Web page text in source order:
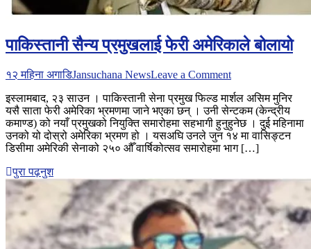
पाकिस्तानी सैन्य प्रमुखलाई फेरी अमेरिकाले बोलायो
१२ महिना अगाडिJansuchana NewsLeave a Commenton
सैन्य
प्रमुखलाई
फेरी
अमेरिकाले
बोलायो
इस्लामबाद, २३ साउन । पाकिस्तानी सेना प्रमुख फिल्ड मार्शल असिम मुनिर
यसै साता फेरी अमेरिका भ्रमणमा जाने भएका छन् । उनी सेन्टकम (केन्द्रीय
कमाण्ड) को नयाँ प्रमुखको नियुक्ति समारोहमा सहभागी हुनुहुनेछ । दुई महिनामा
उनको यो दोस्रो अमेरिका भ्रमण हो । यसअघि उनले जुन १४ मा वासिङ्टन
डिसीमा अमेरिकी सेनाको २५० औँ वार्षिकोत्सव समारोहमा भाग […]
पुरा पढ़नुश